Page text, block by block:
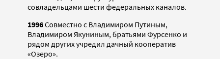
совладельцами шести федеральных каналов.
1996Совместно с Владимиром Путиным,
Владимиром Якуниным, братьями Фурсенко и
рядом других учредил дачный кооператив
«Озеро».